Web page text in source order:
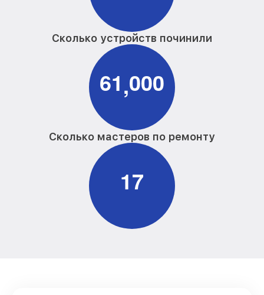
Сколько устройств починили
61,000
Сколько мастеров по ремонту
17